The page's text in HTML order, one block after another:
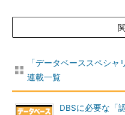
す。リスクによる損失を最
ール、損失が発生する前提
対策分
類
リスク
リス
リスク
「データベーススペシ
連載一覧
DBSに必要な「